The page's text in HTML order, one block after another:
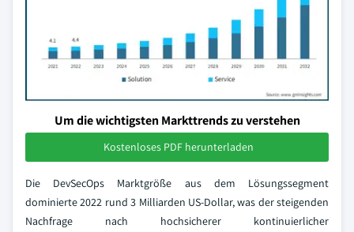
Um die wichtigsten Markttrends zu verstehen
Kostenloses PDF herunterladen
Die DevSecOps Marktgröße aus dem Lösungssegment
dominierte 2022 rund 3 Milliarden US-Dollar, was der steigenden
Nachfrage nach hochsicherer kontinuierlicher